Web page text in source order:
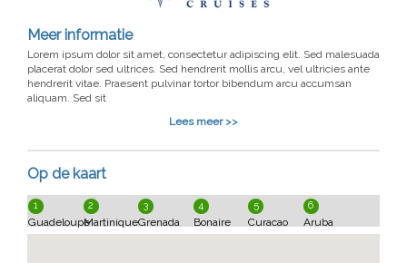
Meer informatie
Lorem ipsum dolor sit amet, consectetur adipiscing elit. Sed malesuada
placerat dolor sed ultrices. Sed hendrerit mollis arcu, vel ultricies ante
hendrerit vitae. Praesent pulvinar tortor bibendum arcu accumsan
aliquam. Sed sit
Lees meer >>
Op de kaart
1
Guadeloupe
2
Martinique
3
Grenada
4
Bonaire
5
Curacao
6
Aruba